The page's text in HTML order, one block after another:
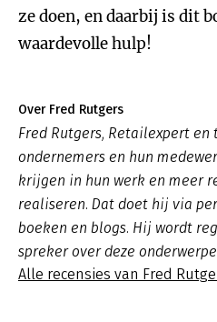
ze doen, en daarbij is dit
waardevolle hulp!
Over Fred Rutgers
Fred Rutgers, Retailexpert
ondernemers en hun
krijgen in hun werk en meer
realiseren. Dat doet hij via
boeken en blogs. Hij wordt
spreker over deze
Alle recensies van Fred